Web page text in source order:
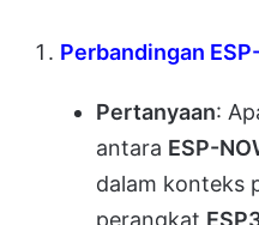
Perbandingan
Pertanyaan:
antara ESP-
dalam konteks
perangkat